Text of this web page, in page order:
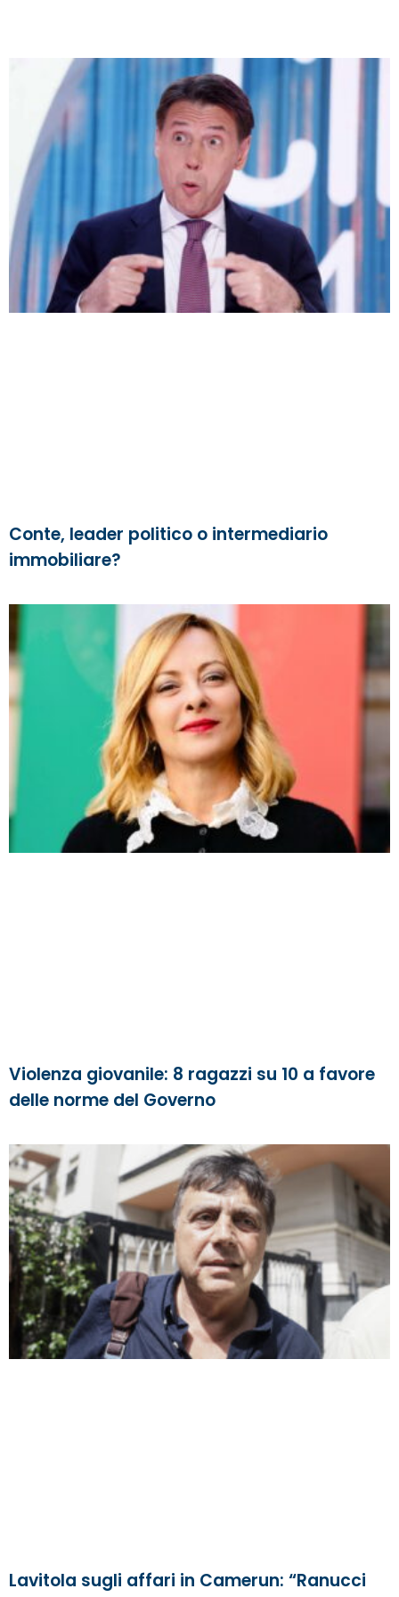
Conte, leader politico o intermediario
immobiliare?
Violenza giovanile: 8 ragazzi su 10 a favore
delle norme del Governo
Lavitola sugli affari in Camerun: “Ranucci